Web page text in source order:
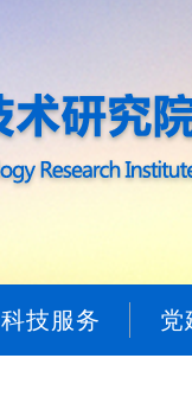
科技服务 党